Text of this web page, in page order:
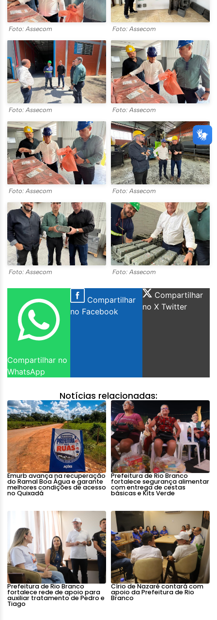
Foto: Assecom Foto: Assecom
Foto: Assecom Foto: Assecom
Foto: Assecom Foto: Assecom
Foto: Assecom Foto: Assecom
Compartilhar no
WhatsApp
Compartilhar
no Facebook
Compartilhar
no X Twitter
Notícias relacionadas:
Emurb avança na recuperação
do Ramal Boa Água e garante
melhores condições de acesso
no Quixadá
Prefeitura de Rio Branco
fortalece segurança alimentar
com entrega de cestas
básicas e Kits Verde
Prefeitura de Rio Branco
fortalece rede de apoio para
auxiliar tratamento de Pedro e
Tiago
Círio de Nazaré contará com
apoio da Prefeitura de Rio
Branco